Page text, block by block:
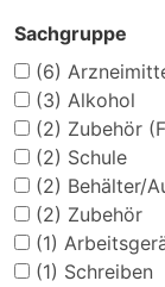
Sachgruppe
(6)
(3) Alkohol
(2) Zubehör
(2) Schule
(2) Behälter/
(2) Zubehör
(1)
(1) Schreiben